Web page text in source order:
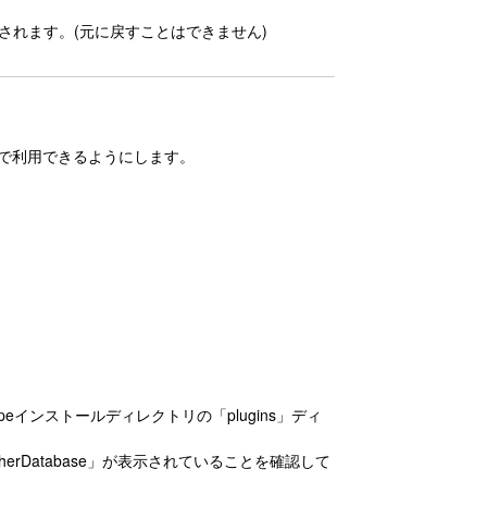
れます。(元に戻すことはできません)
用できるようにします。
インストールディレクトリの「plugins」ディ
」が表示されていることを確認して